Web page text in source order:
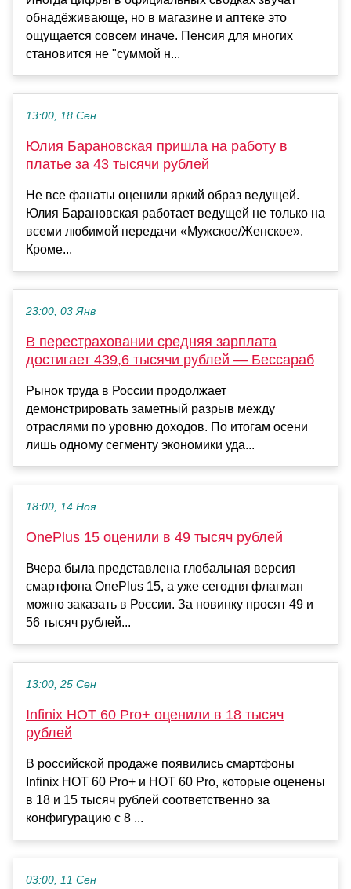
обнадёживающе, но в магазине и аптеке это
ощущается совсем иначе. Пенсия для многих
становится не "суммой н...
13:00, 18 Сен
Юлия Барановская пришла на работу в
платье за 43 тысячи рублей
Не все фанаты оценили яркий образ ведущей.
Юлия Барановская работает ведущей не только на
всеми любимой передачи «Мужское/Женское».
Кроме...
23:00, 03 Янв
В перестраховании средняя зарплата
достигает 439,6 тысячи рублей — Бессараб
Рынок труда в России продолжает
демонстрировать заметный разрыв между
отраслями по уровню доходов. По итогам осени
лишь одному сегменту экономики уда...
18:00, 14 Ноя
OnePlus 15 оценили в 49 тысяч рублей
Вчера была представлена глобальная версия
смартфона OnePlus 15, а уже сегодня флагман
можно заказать в России. За новинку просят 49 и
56 тысяч рублей...
13:00, 25 Сен
Infinix HOT 60 Pro+ оценили в 18 тысяч
рублей
В российской продаже появились смартфоны
Infinix HOT 60 Pro+ и HOT 60 Pro, которые оценены
в 18 и 15 тысяч рублей соответственно за
конфигурацию с 8 ...
03:00, 11 Сен